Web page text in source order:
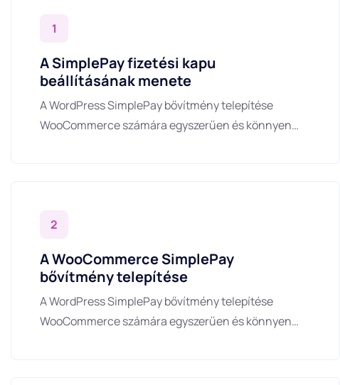
Elfogadóhely webcíme]
Adatkezelési tájékoztatóban, az alábbi
([Company address]) in the user
in the SimplePay Privacy Policy can be
1
A SimplePay fizetési kapu
beállításának menete
A WordPress SimplePay bővítmény telepítése
WooCommerce számára egyszerűen és könnyen
2
A WooCommerce SimplePay
bővítmény telepítése
A WordPress SimplePay bővítmény telepítése
WooCommerce számára egyszerűen és könnyen